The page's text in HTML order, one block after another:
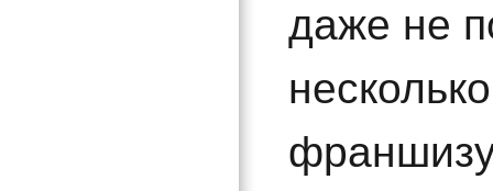
даже не